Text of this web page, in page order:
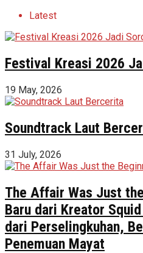
Latest
Festival Kreasi 2026
19 May, 2026
Soundtrack Laut
31 July, 2026
The Affair Was Just
Baru dari Kreator
dari Perselingkuhan,
Penemuan Mayat